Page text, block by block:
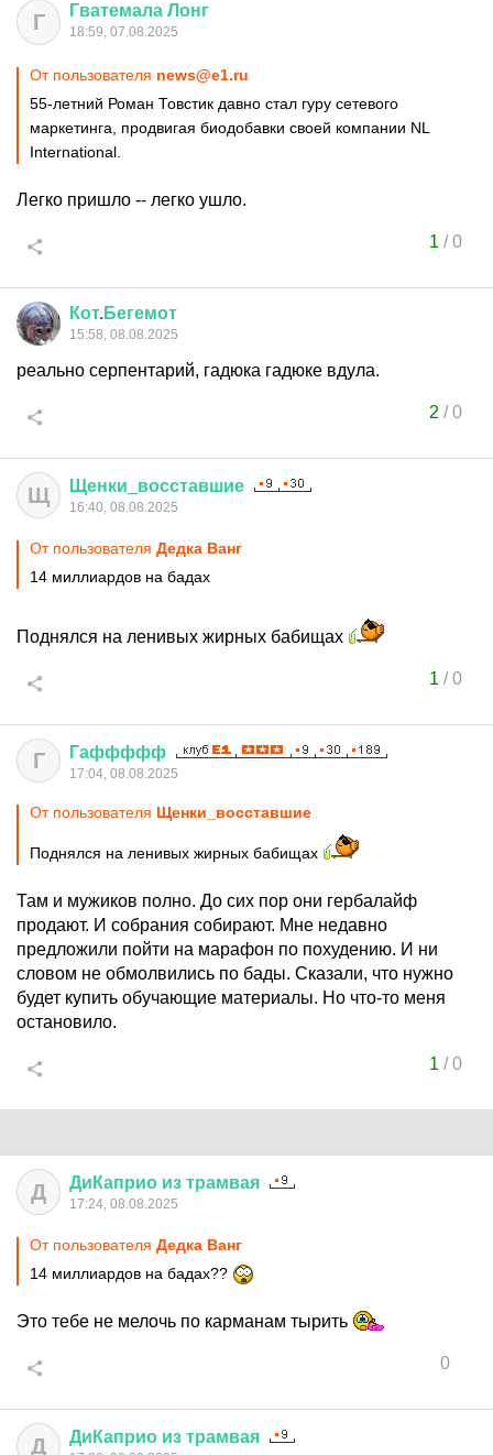
Г Гватемала Лонг
18:59, 07.08.2025
От пользователя news@e1.ru
55-летний Роман Товстик давно стал гуру сетевого
маркетинга, продвигая биодобавки своей компании NL
International.
Легко пришло -- легко ушло.
1 /0
Кот.Бегемот
15:58, 08.08.2025
реально серпентарий, гадюка гадюке вдула.
2 /0
Щ Щенки восставшие
16:40, 08.08.2025
От пользователя Дедка Ванг
14 миллиардов на бадах
Поднялся на ленивых жирных бабищах
1 /0
Г Гаффффф
17:04, 08.08.2025
От пользователя Щенки_восставшие
Поднялся на ленивых жирных бабищах
Там и мужиков полно. До сих пор они гербалайф
продают. И собрания собирают. Мне недавно
предложили пойти на марафон по похудению. И ни
словом не обмолвились по бады. Сказали, что нужно
будет купить обучающие материалы. Но что-то меня
остановило.
1 /0
Д ДиКаприо из трамвая
17:24, 08.08.2025
От пользователя Дедка Ванг
14 миллиардов на бадах??
Это тебе не мелочь по карманам тырить
0
Д ДиКаприо из трамвая